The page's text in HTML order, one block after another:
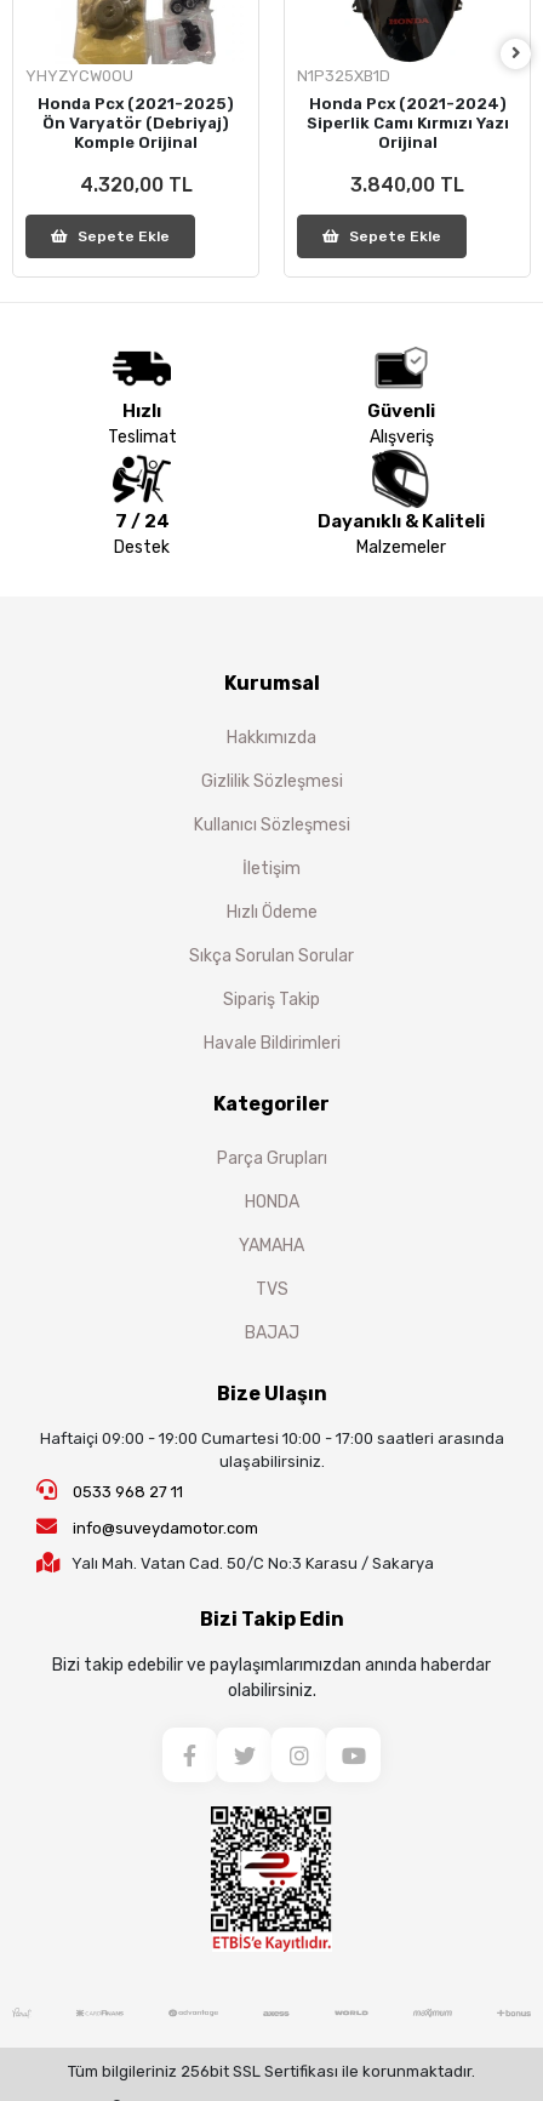
YHYZYCW0OU
Honda Pcx (2021-2025)
Ön Varyatör (Debriyaj)
Komple Orijinal
4.320,00 TL
Sepete Ekle
N1P325XB1D
Honda Pcx (2021-2024)
Siperlik Camı Kırmızı Yazı
Orijinal
3.840,00 TL
Sepete Ekle
Hızlı
Teslimat
Güvenli
Alışveriş
7 / 24
Destek
Dayanıklı & Kaliteli
Malzemeler
Kurumsal
Hakkımızda
Gizlilik Sözleşmesi
Kullanıcı Sözleşmesi
İletişim
Hızlı Ödeme
Sıkça Sorulan Sorular
Sipariş Takip
Havale Bildirimleri
Kategoriler
Parça Grupları
HONDA
YAMAHA
TVS
BAJAJ
Bize Ulaşın
Haftaiçi 09:00 - 19:00 Cumartesi 10:00 - 17:00 saatleri arasında
ulaşabilirsiniz.
0533 968 27 11
info@suveydamotor.com
Yalı Mah. Vatan Cad. 50/C No:3 Karasu / Sakarya
Bizi Takip Edin
Bizi takip edebilir ve paylaşımlarımızdan anında haberdar
olabilirsiniz.
Tüm bilgileriniz 256bit SSL Sertifikası ile korunmaktadır.